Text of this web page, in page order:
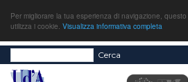
Per migliorare la tua esperienza di navigazione, questo
utilizza i cookie. Visualizza informativa completa
Cerca